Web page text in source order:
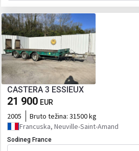
CASTERA 3 ESSIEUX
21 900 EUR
2005 Bruto težina: 31500 kg
Francuska, Neuville-Saint-Amand
Sodineg France